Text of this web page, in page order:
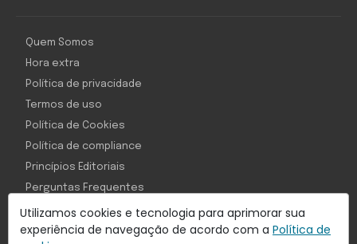
Utilizamos cookies e tecnologia para aprimorar sua
experiência de navegação de acordo com a Política de
Quem Somos
Hora extra
Política de privacidade
Termos de uso
Política de Cookies
Política de compliance
Princípios Editoriais
Perguntas Frequentes